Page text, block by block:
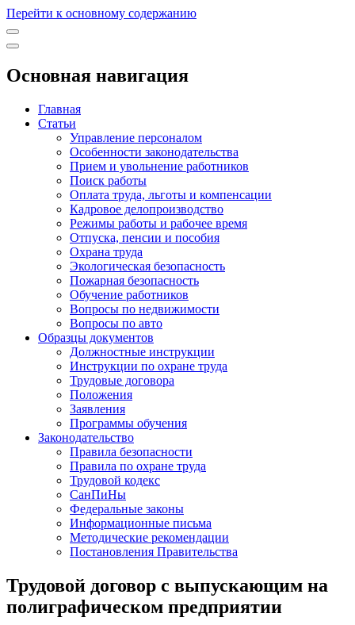
Перейти к основному содержанию
Основная навигация
Главная
Статьи
Управление персоналом
Особенности законодательства
Прием и увольнение работников
Поиск работы
Оплата труда, льготы и компенсации
Кадровое делопроизводство
Режимы работы и рабочее время
Отпуска, пенсии и пособия
Охрана труда
Экологическая безопасность
Пожарная безопасность
Обучение работников
Вопросы по недвижимости
Вопросы по авто
Образцы документов
Должностные инструкции
Инструкции по охране труда
Трудовые договора
Положения
Заявления
Программы обучения
Законодательство
Правила безопасности
Правила по охране труда
Трудовой кодекс
СанПиНы
Федеральные законы
Информационные письма
Методические рекомендации
Постановления Правительства
Трудовой договор с выпускающим на
полиграфическом предприятии